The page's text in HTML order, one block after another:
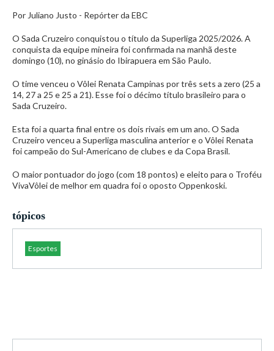
Por Juliano Justo - Repórter da EBC
O Sada Cruzeiro conquistou o título da Superliga 2025/2026. A
conquista da equipe mineira foi confirmada na manhã deste
domingo (10), no ginásio do Ibirapuera em São Paulo.
O time venceu o Vôlei Renata Campinas por três sets a zero (25 a
14, 27 a 25 e 25 a 21). Esse foi o décimo título brasileiro para o
Sada Cruzeiro.
Esta foi a quarta final entre os dois rivais em um ano. O Sada
Cruzeiro venceu a Superliga masculina anterior e o Vôlei Renata
foi campeão do Sul-Americano de clubes e da Copa Brasil.
O maior pontuador do jogo (com 18 pontos) e eleito para o Troféu
VivaVôlei de melhor em quadra foi o oposto Oppenkoski.
tópicos
Esportes